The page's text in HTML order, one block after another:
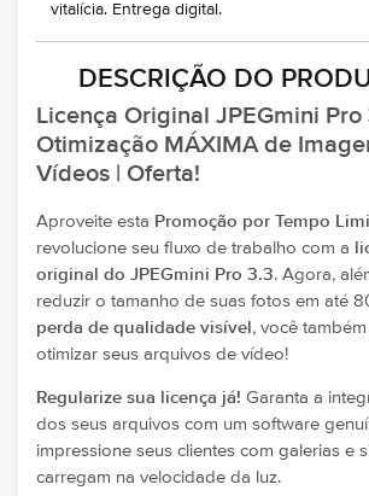
vitalícia. Entrega digital.
DESCRIÇÃO DO
Licença Original JPEGmini Pro
Otimização MÁXIMA de
Vídeos | Oferta!
Aproveite esta Promoção por Tempo
revolucione seu fluxo de trabalho com a
original do JPEGmini Pro 3.3. Agora,
reduzir o tamanho de suas fotos em até
perda de qualidade visível , você
otimizar seus arquivos de vídeo!
Regularize sua licença já! Garanta a
dos seus arquivos com um software
impressione seus clientes com galerias e
carregam na velocidade da luz.